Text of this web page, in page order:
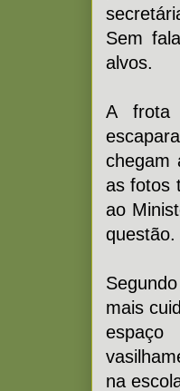
Sem
alvos.
A frota
chegam
as fotos
ao
questão.
mais
espaço
na